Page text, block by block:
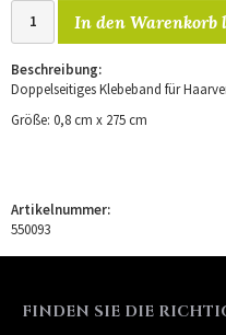
In den Warenkorb
Beschreibung:
Doppelseitiges Klebeband für
Größe: 0,8cm x 275 cm
Artikelnummer:
550093
FINDEN SIE DIE